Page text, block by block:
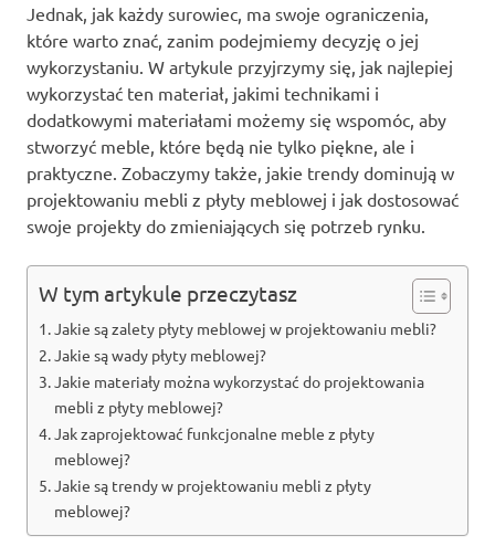
Jednak, jak każdy surowiec, ma swoje ograniczenia,
które warto znać, zanim podejmiemy decyzję o jej
wykorzystaniu. W artykule przyjrzymy się, jak najlepiej
wykorzystać ten materiał, jakimi technikami i
dodatkowymi materiałami możemy się wspomóc, aby
stworzyć meble, które będą nie tylko piękne, ale i
praktyczne. Zobaczymy także, jakie trendy dominują w
projektowaniu mebli z płyty meblowej i jak dostosować
swoje projekty do zmieniających się potrzeb rynku.
W tym artykule przeczytasz
Jakie są zalety płyty meblowej w projektowaniu mebli?
Jakie są wady płyty meblowej?
Jakie materiały można wykorzystać do projektowania
mebli z płyty meblowej?
Jak zaprojektować funkcjonalne meble z płyty
meblowej?
Jakie są trendy w projektowaniu mebli z płyty
meblowej?